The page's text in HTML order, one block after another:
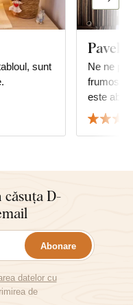
sunt
Pavel
Ne ne
frumos
este
de
D-
Abonare
datelor cu
de